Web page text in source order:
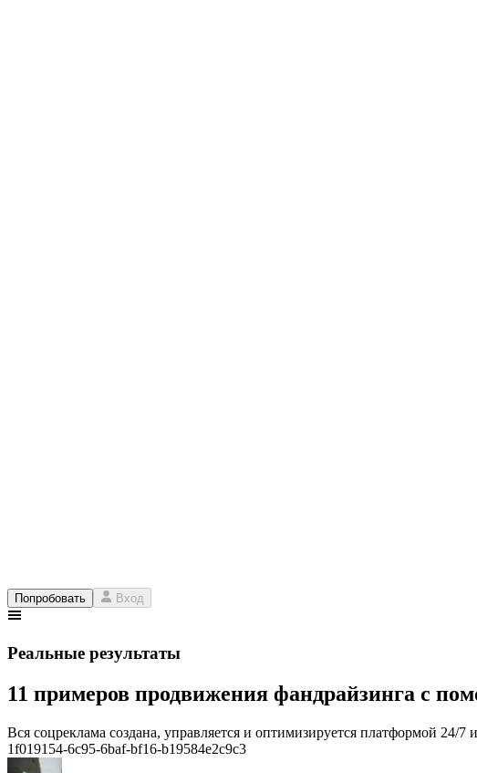
Попробовать Вход
Реальные результаты
11 примеров продвижения фандрайзинга с
Вся соцреклама создана, управляется и оптимизируется платформой 24/7
1f019154-6c95-6baf-bf16-b19584e2c9c3